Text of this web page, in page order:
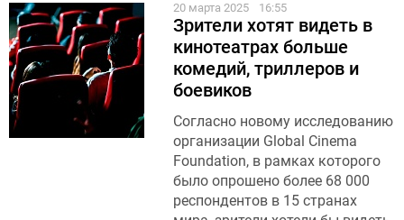
20 марта 2025 16:55
Зрители хотят видеть в
кинотеатрах больше
комедий, триллеров и
боевиков
Согласно новому исследованию
организации Global Cinema
Foundation, в рамках которого
было опрошено более 68 000
респондентов в 15 странах